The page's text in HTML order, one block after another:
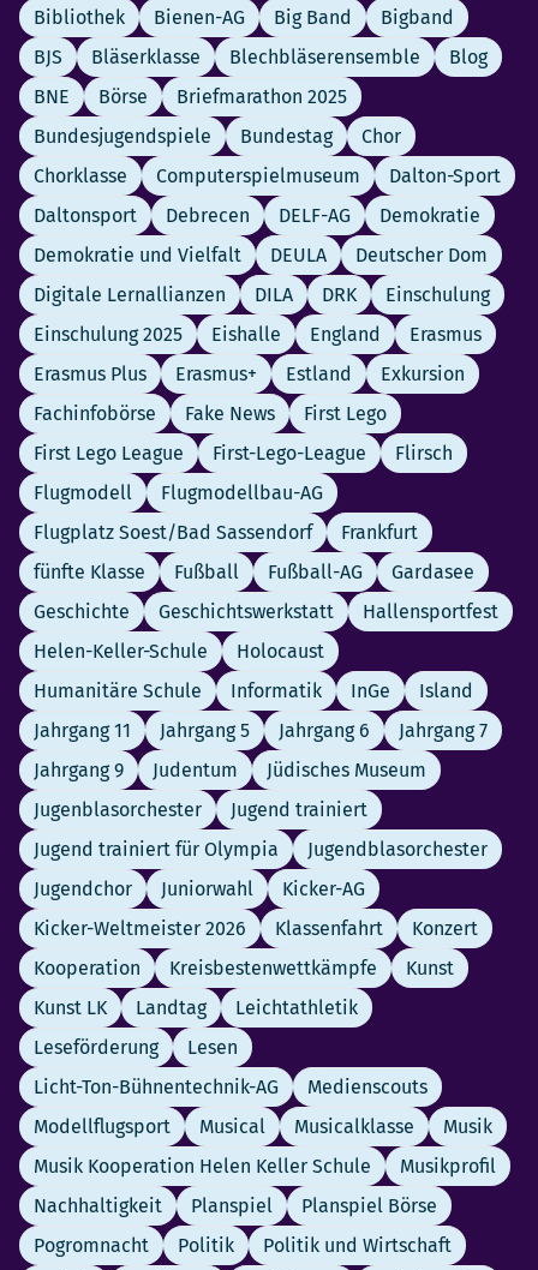
Bibliothek Bienen-AG Big Band
Bigband
BJS
Bläserklasse Blechbläserensemble
Blog
BNE
Börse
Briefmarathon 2025
Bundesjugendspiele
Bundestag
Chor
Chorklasse
Computerspielmuseum
Dalton-Sport
Daltonsport
Debrecen DELF-AG
Demokratie
Demokratie und Vielfalt
DEULA
Deutscher Dom
Digitale Lernallianzen
DILA DRK
Einschulung
Einschulung 2025
Eishalle England
Erasmus
Erasmus Plus
Erasmus+ Estland
Exkursion
Fachinfobörse
Fake News
First Lego
First Lego League
First-Lego-League
Flirsch
Flugmodell
Flugmodellbau-AG
Flugplatz Soest/Bad Sassendorf
Frankfurt
fünfte Klasse
Fußball Fußball-AG
Gardasee
Geschichte
Geschichtswerkstatt
Hallensportfest
Helen-Keller-Schule
Holocaust
Humanitäre Schule
Informatik InGe
Island
Jahrgang 11
Jahrgang 5 Jahrgang 6
Jahrgang 7
Jahrgang 9
Judentum
Jüdisches Museum
Jugenblasorchester
Jugend trainiert
Jugend trainiert für Olympia
Jugendblasorchester
Jugendchor
Juniorwahl
Kicker-AG
Kicker-Weltmeister 2026
Klassenfahrt
Konzert
Kooperation
Kreisbestenwettkämpfe
Kunst
Kunst LK
Landtag
Leichtathletik
Leseförderung
Lesen
Licht-Ton-Bühnentechnik-AG
Medienscouts
Modellflugsport
Musical Musicalklasse
Musik
Musik Kooperation Helen Keller Schule
Musikprofil
Nachhaltigkeit
Planspiel
Planspiel Börse
Pogromnacht
Politik
Politik und Wirtschaft